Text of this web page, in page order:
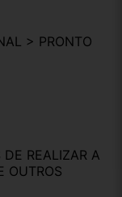
> PRONTO
REALIZAR A
OUTROS